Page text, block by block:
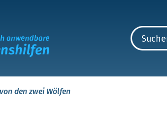
den zwei Wölfen